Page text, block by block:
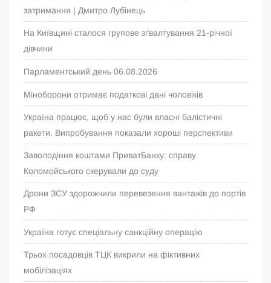
затримання | Дмитро Лубінець
На Київщині сталося групове зґвалтування 21-річної
дівчини
Парламентський день 06.08.2026
Міноборони отримає податкові дані чоловіків
Україна працює, щоб у нас були власні балістичні
ракети. Випробування показали хороші перспективи
Заволодіння коштами ПриватБанку: справу
Коломойського скерували до суду
Дрони ЗСУ здорожчили перевезення вантажів до портів
РФ
Україна готує спеціальну санкційну операцію
Трьох посадовців ТЦК викрили на фіктивних
мобілізаціях